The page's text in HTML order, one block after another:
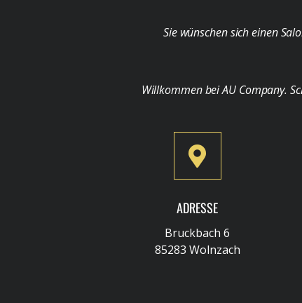
Sie wünschen sich einen
Willkommen bei AU Company.
ADRESSE
Bruckbach 6
85283 Wolnzach